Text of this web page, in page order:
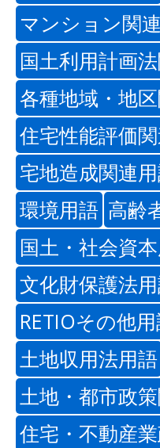
マンション関
国土利用計画
各種地域・地
住宅性能評価
宅地造成関連
環境用語 高齢
国土・社会資
文化財保護法
RETIOその他
土地収用法用語
土地・都市政
住宅・不動産